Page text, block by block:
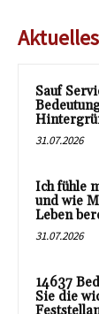
Aktuelles
Sauf
31.07.2026
Ich fühle
und wie
Leben
31.07.2026
14637
Sie die